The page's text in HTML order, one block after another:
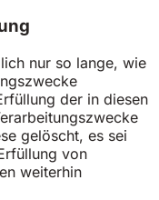
nur so lange, wie
der in diesen
gelöscht, es sei
von
weiterhin